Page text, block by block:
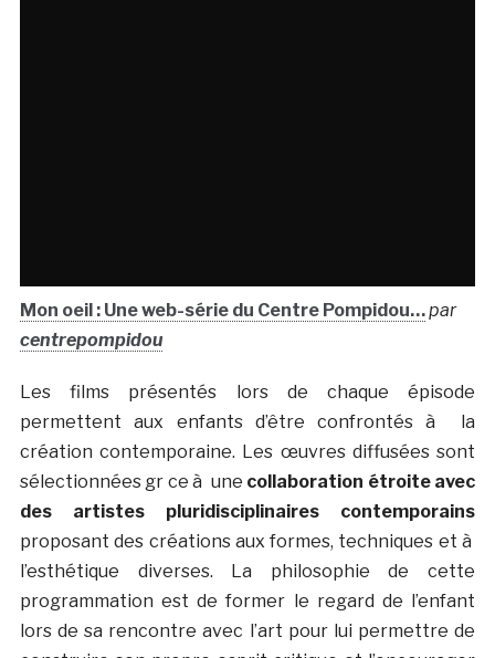
Mon oeil : Une web-série du Centre Pompidou…par
centrepompidou
Les films présentés lors de chaque épisode
permettent aux enfants d’être confrontés à la
création contemporaine. Les œuvres diffusées sont
sélectionnées gr ce à une collaboration étroite avec
des artistes pluridisciplinaires contemporains
proposant des créations aux formes, techniques et à
l’esthétique diverses. La philosophie de cette
programmation est de former le regard de l’enfant
lors de sa rencontre avec l’art pour lui permettre de